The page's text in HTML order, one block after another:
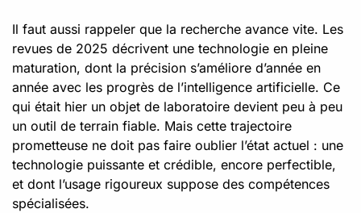
Il faut aussi rappeler que la recherche avance vite. Les
revues de 2025 décrivent une technologie en pleine
maturation, dont la précision s’améliore d’année en
année avec les progrès de l’intelligence artificielle. Ce
qui était hier un objet de laboratoire devient peu à peu
un outil de terrain fiable. Mais cette trajectoire
prometteuse ne doit pas faire oublier l’état actuel : une
technologie puissante et crédible, encore perfectible,
et dont l’usage rigoureux suppose des compétences
spécialisées.